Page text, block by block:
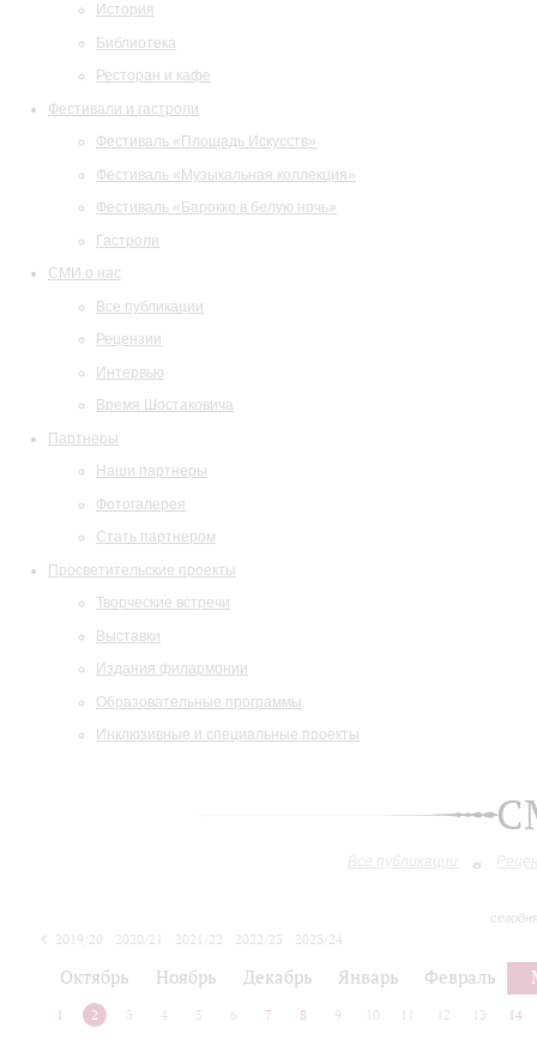
История
Библиотека
Ресторан и кафе
Фестивали и гастроли
Фестиваль «Площадь Искусств»
Фестиваль «Музыкальная коллекция»
Фестиваль «Барокко в белую ночь»
Гастроли
СМИ о нас
Все публикации
Рецензии
Интервью
Время Шостаковича
Партнеры
Наши партнеры
Фотогалерея
Стать партнером
Просветительские проекты
Творческие встречи
Выставки
Издания филармонии
Образовательные программы
Инклюзивные и специальные проекты
Все публикации
2019/20 2020/21 2021/22 2022/23
2023/24
Октябрь Ноябрь Декабрь Январь Февраль
1 2 3 4 5 6 7 8 9 10 12 13 14